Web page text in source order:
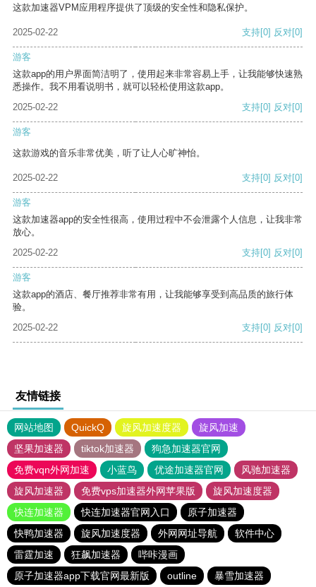
这款加速器VPM应用程序提供了顶级的安全性和隐私保护。
2025-02-22 支持[0] 反对[0]
游客
这款app的用户界面简洁明了，使用起来非常容易上手，让我能够快速熟
悉操作。我不用看说明书，就可以轻松使用这款app。
2025-02-22
支持[0] 反对[0]
游客
这款游戏的音乐非常优美，听了让人心旷神怡。
2025-02-22 支持[0] 反对[0]
游客
这款加速器app的安全性很高，使用过程中不会泄露个人信息，让我非常
放心。
2025-02-22
支持[0] 反对[0]
游客
这款app的酒店、餐厅推荐非常有用，让我能够享受到高品质的旅行体
验。
2025-02-22
支持[0] 反对[0]
友情链接
网站地图 QuickQ 旋风加速度器
旋风加速
坚果加速器
tiktok加速器
狗急加速器官网
免费vqn外网加速
小蓝鸟 优途加速器官网
风驰加速器
旋风加速器
免费vps加速器外网苹果版
旋风加速度器
快连加速器
快连加速器官网入口
原子加速器
快鸭加速器
旋风加速度器 外网网址导航
软件中心
雷霆加速
狂飙加速器
哔咔漫画
原子加速器app下载官网最新版
outline 暴雪加速器